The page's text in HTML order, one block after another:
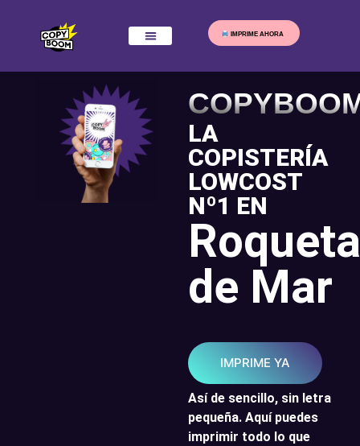
IMPRIME AHORA
LA
COPISTERÍA
LOWCOST
Nº1 EN
de Mar
IMPRIME YA
Así de sencillo, sin letra
pequeña. Aquí puedes
imprimir todo lo que